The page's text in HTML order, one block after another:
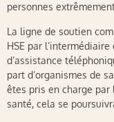
personnes
La ligne de soutien
HSE par
d’assistance
part d’organismes de
êtes pris en charge
santé, cela se